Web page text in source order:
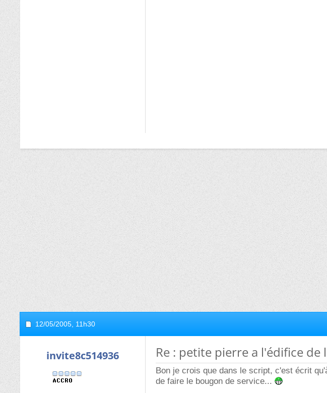
12/05/2005, 11h30
invite8c514936 Re : petite pierre a l'édifice
Bon je crois que dans le script, c'est écrit
de faire le bougon de service...